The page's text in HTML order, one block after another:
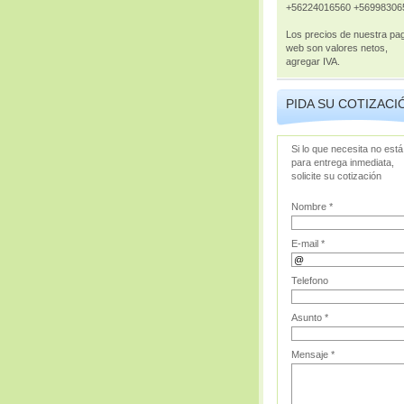
+56224016560
Los precios de nuestra
web son valores netos,
agregar IVA.
PIDA SU
Si lo que necesita no está
para entrega inmediata,
solicite su cotización
Nombre *
E-mail *
Telefono
Asunto *
Mensaje *